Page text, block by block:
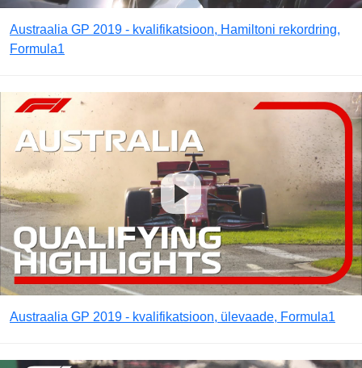
Austraalia GP 2019 - kvalifikatsioon, Hamiltoni rekordring,
Formula1
Austraalia GP 2019 - kvalifikatsioon, ülevaade, Formula1